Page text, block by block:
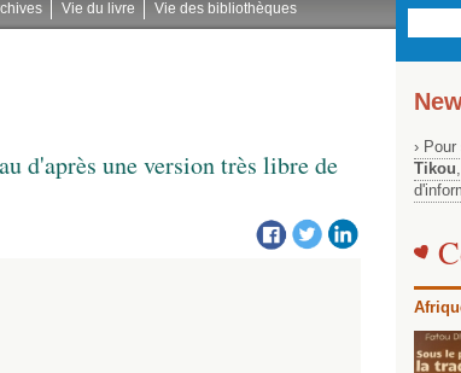
Vie du livre Vie des bibliothèques
d'après une version très libre de
›
Tikou